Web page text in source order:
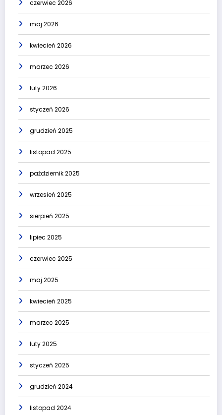
czerwiec 2026
maj 2026
kwiecień 2026
marzec 2026
luty 2026
styczeń 2026
grudzień 2025
listopad 2025
październik 2025
wrzesień 2025
sierpień 2025
lipiec 2025
czerwiec 2025
maj 2025
kwiecień 2025
marzec 2025
luty 2025
styczeń 2025
grudzień 2024
listopad 2024